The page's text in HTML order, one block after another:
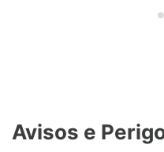
Avisos e